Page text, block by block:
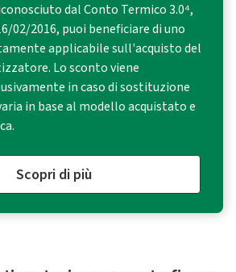
dal Conto Termico 3.0⁴,
02/2016, puoi beneficiare di uno
applicabile sull'acquisto del
Lo sconto viene
in caso di sostituzione
in base al modello acquistato e
Scopri di più